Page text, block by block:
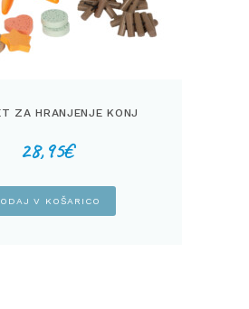
ZA HRANJENJE KONJ
28,95€
V KOŠARICO